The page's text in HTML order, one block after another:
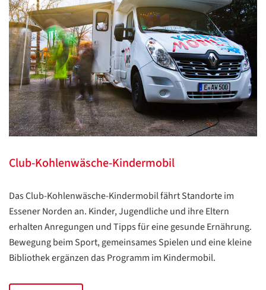
Club-Kohlenwäsche-Kindermobil
Das Club-Kohlenwäsche-Kindermobil fährt Standorte im
Essener Norden an. Kinder, Jugendliche und ihre Eltern
erhalten Anregungen und Tipps für eine gesunde Ernährung.
Bewegung beim Sport, gemeinsames Spielen und eine kleine
Bibliothek ergänzen das Programm im Kindermobil.